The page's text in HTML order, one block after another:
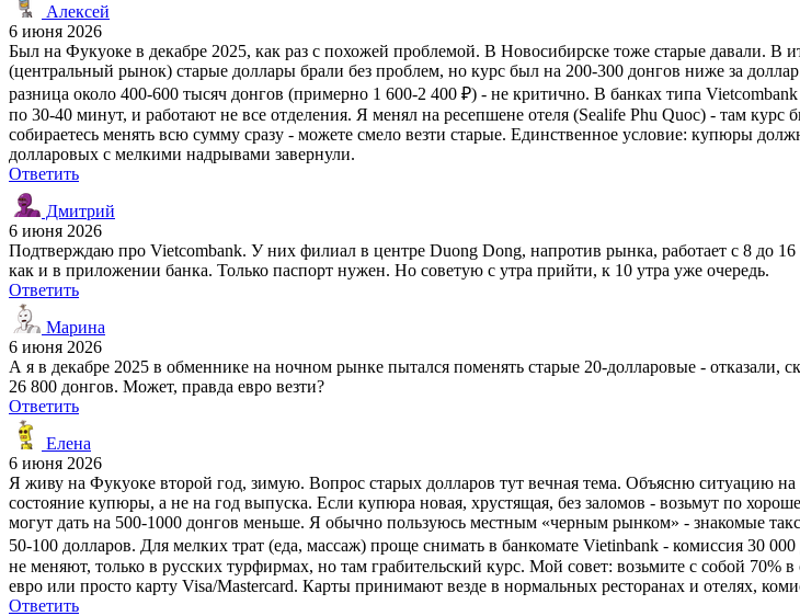
Алексей
6 июня 2026
Был на Фукуоке в декабре 2025, как раз с похожей проблемой. В Новосибирске тоже старые давали. В
(центральный рынок) старые доллары брали без проблем, но курс был на 200-300 донгов ниже за
разница около 400-600 тысяч донгов (примерно 1 600-2 400 ₽) - не критично. В банках типа
по 30-40 минут, и работают не все отделения. Я менял на ресепшене отеля (Sealife Phu Quoc) - там
собираетесь менять всю сумму сразу - можете смело везти старые. Единственное условие: купюры
долларовых с мелкими надрывами завернули.
Ответить
Дмитрий
6 июня 2026
Подтверждаю про Vietcombank. У них филиал в центре Duong Dong, напротив рынка, работает с 8 до
как и в приложении банка. Только паспорт нужен. Но советую с утра прийти, к 10 утра уже очередь.
Ответить
Марина
6 июня 2026
А я в декабре 2025 в обменнике на ночном рынке пытался поменять старые 20-долларовые -
26 800 донгов. Может, правда евро везти?
Ответить
Елена
6 июня 2026
Я живу на Фукуоке второй год, зимую. Вопрос старых долларов тут вечная тема. Объясню ситуацию
состояние купюры, а не на год выпуска. Если купюра новая, хрустящая, без заломов - возьмут по
могут дать на 500-1000 донгов меньше. Я обычно пользуюсь местным «черным рынком» - знакомые
50-100 долларов. Для мелких трат (еда, массаж) проще снимать в банкомате Vietinbank - комиссия 30
не меняют, только в русских турфирмах, но там грабительский курс. Мой совет: возьмите с собой 70%
евро или просто карту Visa/Mastercard. Карты принимают везде в нормальных ресторанах и отелях,
Ответить